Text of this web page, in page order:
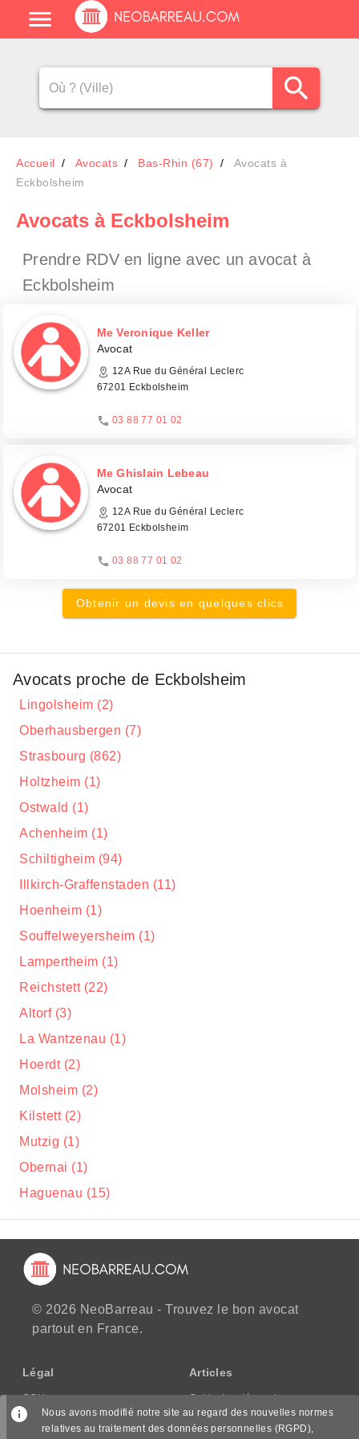
Accueil Avocats Bas-Rhin (67)
Avocats à
Eckbolsheim
Avocats à Eckbolsheim
Prendre RDV en ligne avec un avocat à
Eckbolsheim
Me Veronique Keller
Avocat
12A Rue du Général Leclerc
67201 Eckbolsheim
03 88 77 01 02
Me Ghislain Lebeau
Avocat
12A Rue du Général Leclerc
67201 Eckbolsheim
03 88 77 01 02
Obtenir un devis en quelques clics
Avocats proche de Eckbolsheim
Lingolsheim (2)
Oberhausbergen (7)
Strasbourg (862)
Holtzheim (1)
Ostwald (1)
Achenheim (1)
Schiltigheim (94)
Illkirch-Graffenstaden (11)
Hoenheim (1)
Souffelweyersheim (1)
Lampertheim (1)
Reichstett (22)
Altorf (3)
La Wantzenau (1)
Hoerdt (2)
Molsheim (2)
Kilstett (2)
Mutzig (1)
Obernai (1)
Haguenau (15)
© 2026 NeoBarreau - Trouvez le bon avocat
partout en France.
Légal
CGU
CGV/CPPS
Articles
Guide des démarches
Nous avons modifié notre site au regard des nouvelles normes
relatives au traitement des données personnelles (RGPD),